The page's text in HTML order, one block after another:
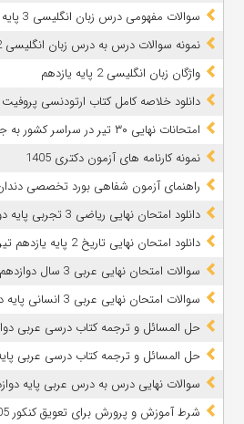
سوالات مفهومی درس زبان انگلیسی 3 پایه دوازدهم
نمونه سوالات درس به درس زبان انگلیسی 2 پایه یازدهم
واژگان زبان انگلیسی 2 پایه یازدهم
دانلود خلاصه کامل کتاب ارتودنسی
امتحانات نهایی ۳۰ تیر در سراسر کشور به جز هرمزگان برگزار می شود
نمونه کارنامه های آزمون دکتری 1405
راهنمای آزمون شفاهی بورد تخصصی
دانلود امتحان نهایی ریاضی 3 تجربی پایه دوازدهم تیر 1405 + پاسخ
دانلود امتحان نهایی تاریخ 2 پایه یازدهم تیر 1405 + پاسخ
سوالات امتحان نهایی عربی 3 سال دوازدهم (1397 تا 1405)
سوالات امتحان نهایی عربی 3 انسانی پایه دوازدهم (1397 تا 1405)
حل المسائل و ترجمه کتاب درسی عربی
حل المسائل و ترجمه کتاب درسی عربی
سوالات نهایی درس به درس عربی پایه
شرط آموزش و پرورش برای تعویق کنکور 1405